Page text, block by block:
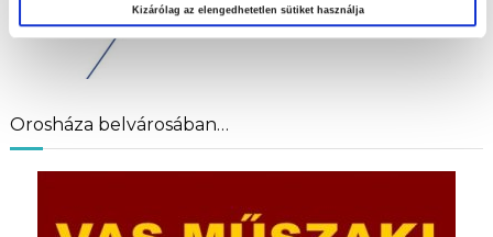
Kizárólag az elengedhetetlen sütiket használja
Orosháza belvárosában…